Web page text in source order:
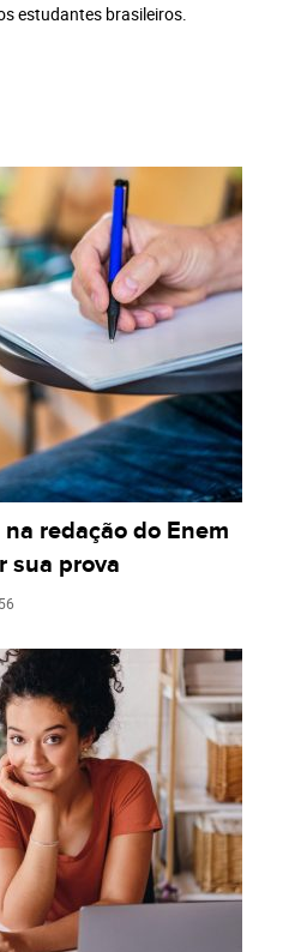
estudantes brasileiros.
redação do Enem
sua prova